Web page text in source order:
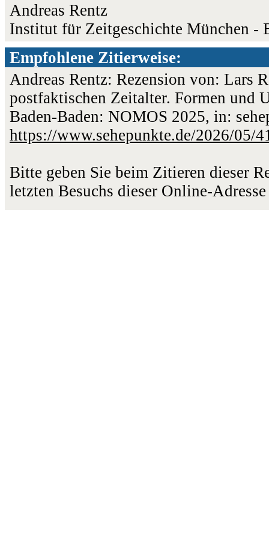
Andreas Rentz
Institut für Zeitgeschichte München -
Empfohlene Zitierweise:
Andreas Rentz: Rezension von: Lars
postfaktischen Zeitalter. Formen und
Baden-Baden: NOMOS 2025, in:
https://www.sehepunkte.de/2026/05/
Bitte geben Sie beim Zitieren dieser
letzten Besuchs dieser Online-Adresse